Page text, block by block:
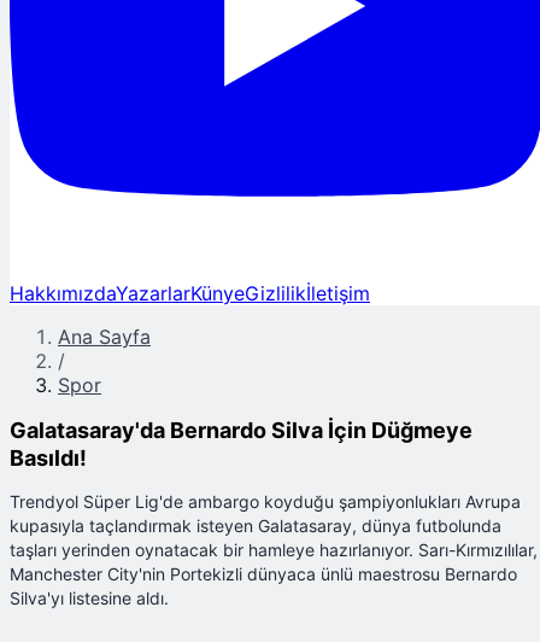
HakkımızdaYazarlarKünyeGizlilikİletişim
Ana Sayfa
/
Spor
Galatasaray'da Bernardo Silva İçin Düğmeye
Basıldı!
Trendyol Süper Lig'de ambargo koyduğu şampiyonlukları Avrupa
kupasıyla taçlandırmak isteyen Galatasaray, dünya futbolunda
taşları yerinden oynatacak bir hamleye hazırlanıyor. Sarı-Kırmızılılar,
Manchester City'nin Portekizli dünyaca ünlü maestrosu Bernardo
Silva'yı listesine aldı.